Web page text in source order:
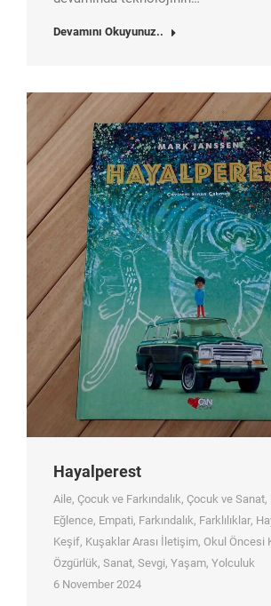
Devamını Okuyunuz..
Hayalperest
Aile, Çocuk ve Farkındalık, Çocuk ve Sanat,
Eğlence, Empati, Farkındalık, Farklılıklar,
Keşif, Kuşaklar Arası İletişim, Okul Öncesi
Özgürlük, Sanat, Sevgi, Yaşam, Yolculuk
6 November 2024